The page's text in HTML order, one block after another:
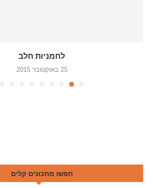
לחמניות חלב
25 באוקטובר 2015
חפשו מתכונים קלים